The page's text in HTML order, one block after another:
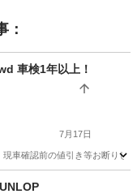
：
日産 デイズルークス 4wd 車検1年以上！
7月17日
現車確認前の値引き等お